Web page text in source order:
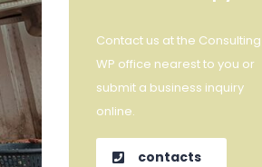
Contact us at the Consulting
WP office nearest to you or
submit a business inquiry
online.
contacts